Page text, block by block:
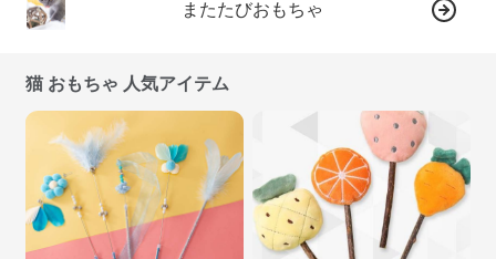
またたびおもちゃ
猫 おもちゃ 人気アイテム